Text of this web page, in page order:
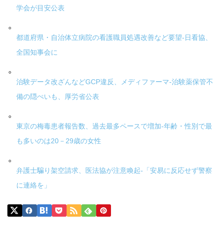
学会が目安公表
都道府県・自治体立病院の看護職員処遇改善など要望-日看協、
全国知事会に
治験データ改ざんなどGCP違反、メディファーマ-治験薬保管不
備の隠ぺいも、厚労省公表
東京の梅毒患者報告数、過去最多ペースで増加-年齢・性別で最
も多いのは20－29歳の女性
弁護士騙り架空請求、医法協が注意喚起-「安易に反応せず警察
に連絡を」